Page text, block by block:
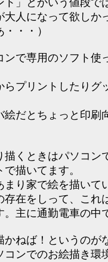
ト」とかいう値段で
人になって欲しか
・・）
で専用のソフト使
プリントしたりグ
だとちょっと印刷
くときはパソコン
描いてます。
り家で絵を描いて
存在をしって、これ
主に通勤電車の中
ねば！というのが
コンでのお絵描き環